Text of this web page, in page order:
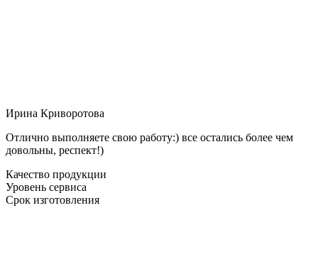
Ирина Криворотова
Отлично выполняете свою работу:) все остались более чем
довольны, респект!)
Качество продукции
Уровень сервиса
Срок изготовления